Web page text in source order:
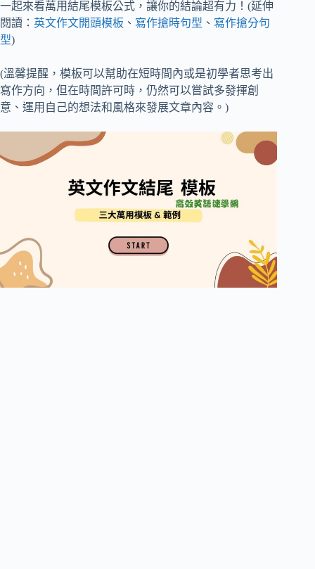
一起來看萬用結尾模板公式，讓你的結論超有力！(延伸
閱讀： 英文作文開頭模板 、 寫作搶時句型 、 寫作搶分句
型)
(溫馨提醒，模板可以幫助在短時間內或是初學者思考出
寫作方向，但在時間許可時，仍然可以嘗試多發揮創
意、運用自己的想法和風格來發展文章內容。)